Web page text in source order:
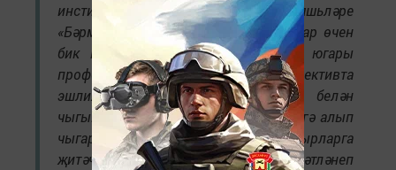
институтының күп кенә яшьләре
«Бәрмәнчек»тә җырлап йөри. Без алар өчен
бик шат, чөнки шундый дәрәҗәле, югары
профессиональ осталыкка ия коллективта
эшлиләр. Ел саен яңа программа белән
чыгыш ясасагыз да, халыкның сәхнәгә алып
чыгарлык җыр-биюләре күп гасырларга
җитәчәк. Озын-озак еллар рәхәтләнеп